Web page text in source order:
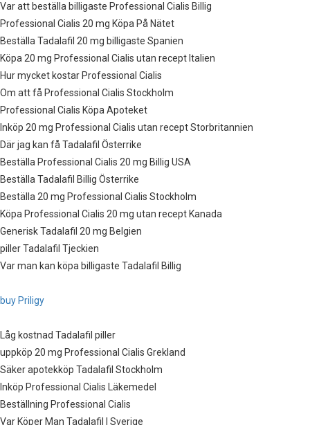
Var att beställa billigaste Professional Cialis Billig
Professional Cialis 20 mg Köpa På Nätet
Beställa Tadalafil 20 mg billigaste Spanien
Köpa 20 mg Professional Cialis utan recept Italien
Hur mycket kostar Professional Cialis
Om att få Professional Cialis Stockholm
Professional Cialis Köpa Apoteket
Inköp 20 mg Professional Cialis utan recept Storbritannien
Där jag kan få Tadalafil Österrike
Beställa Professional Cialis 20 mg Billig USA
Beställa Tadalafil Billig Österrike
Beställa 20 mg Professional Cialis Stockholm
Köpa Professional Cialis 20 mg utan recept Kanada
Generisk Tadalafil 20 mg Belgien
piller Tadalafil Tjeckien
Var man kan köpa billigaste Tadalafil Billig
buy Priligy
Låg kostnad Tadalafil piller
uppköp 20 mg Professional Cialis Grekland
Säker apotekköp Tadalafil Stockholm
Inköp Professional Cialis Läkemedel
Beställning Professional Cialis
Var Köper Man Tadalafil I Sverige